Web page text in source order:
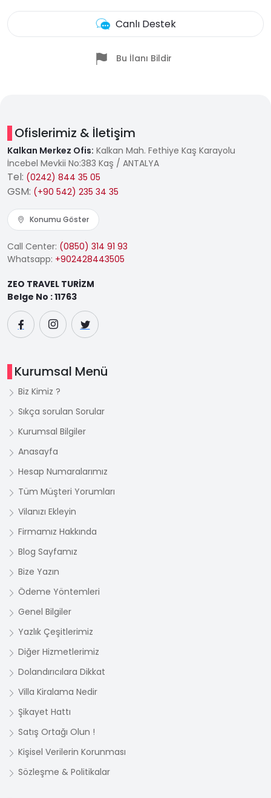
Canlı Destek
Bu İlanı Bildir
Ofislerimiz & İletişim
Kalkan Merkez Ofis: Kalkan Mah. Fethiye Kaş Karayolu
İncebel Mevkii No:383 Kaş / ANTALYA
Tel: (0242) 844 35 05
GSM: (+90 542) 235 34 35
Konumu Göster
Call Center: (0850) 314 91 93
Whatsapp: +902428443505
ZEO TRAVEL TURİZM
Belge No : 11763
Kurumsal Menü
Biz Kimiz ?
Sıkça sorulan Sorular
Kurumsal Bilgiler
Anasayfa
Hesap Numaralarımız
Tüm Müşteri Yorumları
Vilanızı Ekleyin
Firmamız Hakkında
Blog Sayfamız
Bize Yazın
Ödeme Yöntemleri
Genel Bilgiler
Yazlık Çeşitlerimiz
Diğer Hizmetlerimiz
Dolandırıcılara Dikkat
Villa Kiralama Nedir
Şikayet Hattı
Satış Ortağı Olun !
Kişisel Verilerin Korunması
Sözleşme & Politikalar